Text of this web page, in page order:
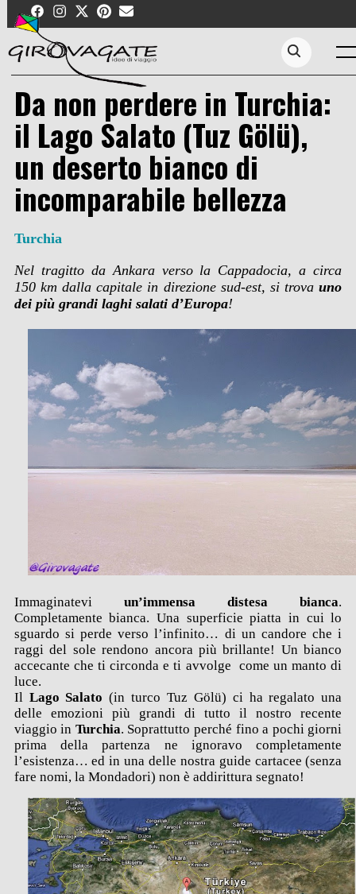
content
Search...
Da non perdere in Turchia:
il Lago Salato (Tuz Gölü),
un deserto bianco di
incomparabile bellezza
Turchia
Nel tragitto da Ankara verso la Cappadocia, a circa
150 km dalla capitale in direzione sud-est, si trovauno
dei più grandi laghi salati d’Europa!
Immaginatevi un’immensa distesa bianca.
Completamente bianca. Una superficie piatta in cui lo
sguardo si perde verso l’infinito… di un candore che i
raggi del sole rendono ancora più brillante! Un bianco
accecante che ti circonda e ti avvolge come un manto di
luce.
Il Lago Salato (in turco Tuz Gölü) ci ha regalato una
delle emozioni più grandi di tutto il nostro recente
viaggio in Turchia. Soprattutto perché fino a pochi giorni
prima della partenza ne ignoravo completamente
l’esistenza… ed in una delle nostra guide cartacee (senza
fare nomi, la Mondadori) non è addirittura segnato!